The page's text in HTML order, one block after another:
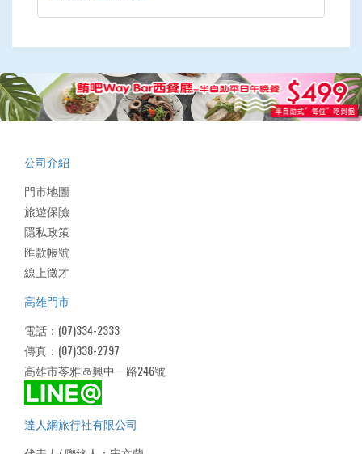
公司介紹
門市地圖
旅遊保險
隱私政策
匯款帳號
線上徵才
高雄門市
電話：(07)334-2333
傳真：(07)338-2797
高雄市苓雅區興中一路246號
達人網旅行社有限公司